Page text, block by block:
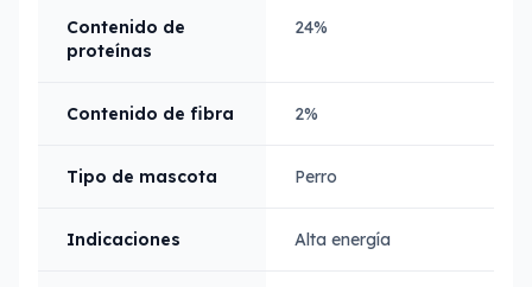
Contenido de
proteínas
24%
Contenido de fibra 2%
Tipo de mascota Perro
Indicaciones Alta energía